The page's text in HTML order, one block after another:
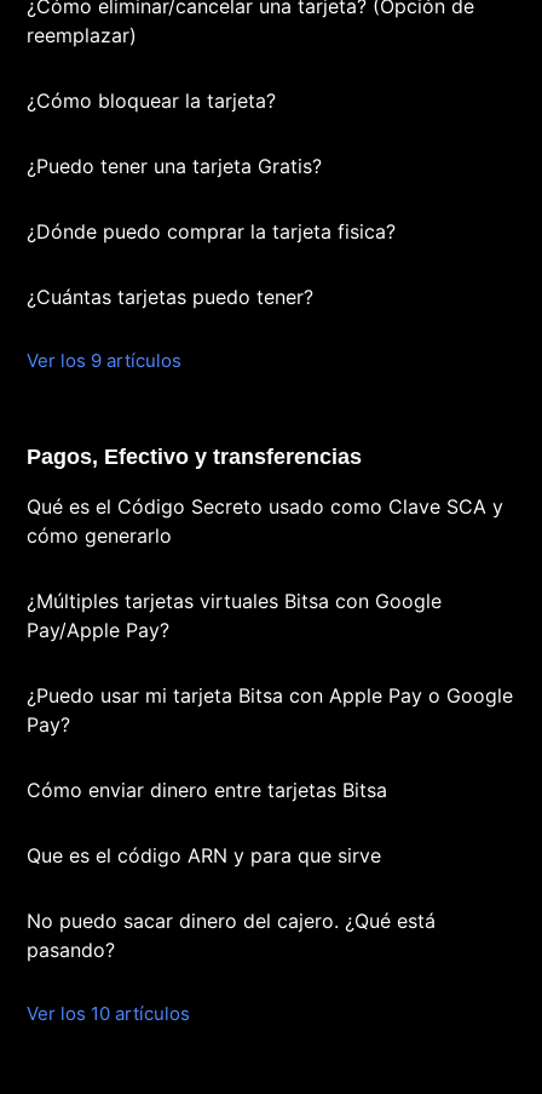
¿Cómo eliminar/cancelar una tarjeta? (Opción de
reemplazar)
¿Cómo bloquear la tarjeta?
¿Puedo tener una tarjeta Gratis?
¿Dónde puedo comprar la tarjeta fisica?
¿Cuántas tarjetas puedo tener?
Ver los 9 artículos
Pagos, Efectivo y transferencias
Qué es el Código Secreto usado como Clave SCA y
cómo generarlo
¿Múltiples tarjetas virtuales Bitsa con Google
Pay/Apple Pay?
¿Puedo usar mi tarjeta Bitsa con Apple Pay o Google
Pay?
Cómo enviar dinero entre tarjetas Bitsa
Que es el código ARN y para que sirve
No puedo sacar dinero del cajero. ¿Qué está
pasando?
Ver los 10 artículos